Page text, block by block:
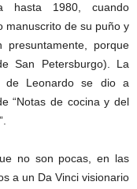
1980, cuando
manuscrito de su puño y
porque
San Petersburgo). La
de Leonardo se dio a
“Notas de cocina y del
no son pocas, en las
a un Da Vinci visionario